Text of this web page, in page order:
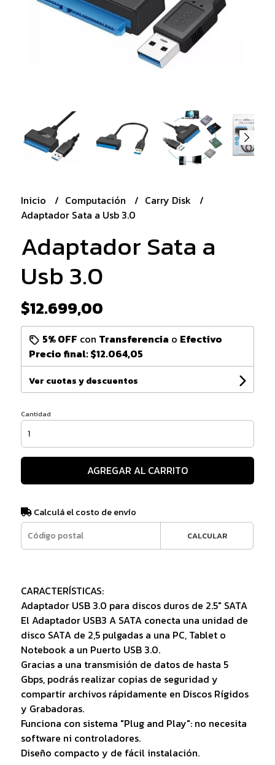
Inicio Computación
Carry Disk
Adaptador Sata a Usb 3.0
Adaptador Sata a
Usb 3.0
$12.699,00
5% OFF con Transferencia o Efectivo
Precio final:$12.064,05
Ver cuotas y descuentos
Cantidad
AGREGAR AL CARRITO
Calculá el costo de envío
CALCULAR
CARACTERÍSTICAS:
Adaptador USB 3.0 para discos duros de 2.5" SATA
El Adaptador USB3 A SATA conecta una unidad de
disco SATA de 2,5 pulgadas a una PC, Tablet o
Notebook a un Puerto USB 3.0.
Gracias a una transmisión de datos de hasta 5
Gbps, podrás realizar copias de seguridad y
compartir archivos rápidamente en Discos Rígidos
y Grabadoras.
Funciona con sistema "Plug and Play": no necesita
software ni controladores.
Diseño compacto y de fácil instalación.